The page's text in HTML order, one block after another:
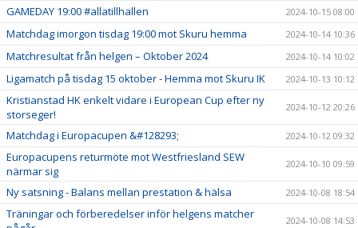
GAMEDAY 19:00 #allatillhallen 2024-10-15 08:00
Matchdag imorgon tisdag 19:00 mot Skuru hemma 2024-10-14 10:36
Matchresultat från helgen – Oktober 2024 2024-10-14 10:02
Ligamatch på tisdag 15 oktober - Hemma mot Skuru IK 2024-10-13 10:12
Kristianstad HK enkelt vidare i European Cup efter ny
storseger!
2024-10-12 20:26
Matchdag i Europacupen &#128293; 2024-10-12 09:32
Europacupens returmöte mot Westfriesland SEW
närmar sig
2024-10-10 09:59
Ny satsning - Balans mellan prestation & hälsa 2024-10-08 18:54
Träningar och förberedelser inför helgens matcher
2024-10-08 14:53